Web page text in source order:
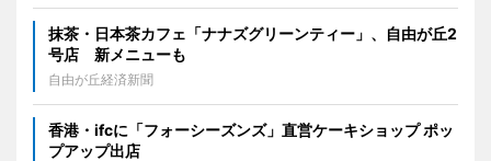
抹茶・日本茶カフェ「ナナズグリーンティー」、自由が丘2
号店 新メニューも
自由が丘経済新聞
香港・ifcに「フォーシーズンズ」直営ケーキショップ ポッ
プアップ出店